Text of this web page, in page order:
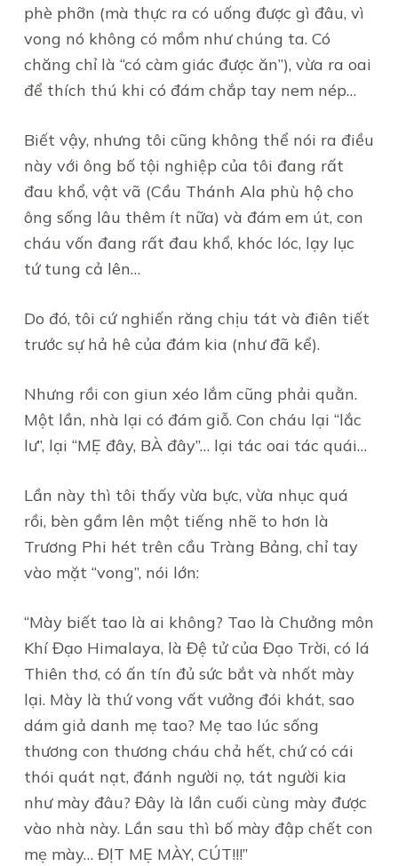
phè phỡn (mà thực ra có uống được gì đâu, vì
vong nó không có mồm như chúng ta. Có
chăng chỉ là “có càm giác được ăn”), vừa ra oai
để thích thú khi có đám chắp tay nem nép…
Biết vậy, nhưng tôi cũng không thể nói ra điều
này với ông bố tội nghiệp của tôi đang rất
đau khổ, vật vã (Cầu Thánh Ala phù hộ cho
ông sống lâu thêm ít nữa) và đám em út, con
cháu vốn đang rất đau khổ, khóc lóc, lạy lục
tứ tung cả lên…
Do đó, tôi cứ nghiến răng chịu tát và điên tiết
trước sự hả hê của đám kia (như đã kể).
Nhưng rồi con giun xéo lắm cũng phải quằn.
Một lần, nhà lại có đám giỗ. Con cháu lại “lắc
lư”, lại “MẸ đây, BÀ đây”… lại tác oai tác quái…
Lần này thì tôi thấy vừa bực, vừa nhục quá
rồi, bèn gầm lên một tiếng nhẽ to hơn là
Trương Phi hét trên cầu Tràng Bảng, chỉ tay
vào mặt “vong”, nói lớn:
“Mày biết tao là ai không? Tao là Chưởng môn
Khí Đạo Himalaya, là Đệ tử của Đạo Trời, có lá
Thiên thơ, có ấn tín đủ sức bắt và nhốt mày
lại. Mày là thứ vong vất vưởng đói khát, sao
dám giả danh mẹ tao? Mẹ tao lúc sống
thương con thương cháu chả hết, chứ có cái
thói quát nạt, đánh người nọ, tát người kia
như mày đâu? Đây là lần cuối cùng mày được
vào nhà này. Lần sau thì bố mày đập chết con
mẹ mày… ĐỊT MẸ MÀY, CÚT!!!”